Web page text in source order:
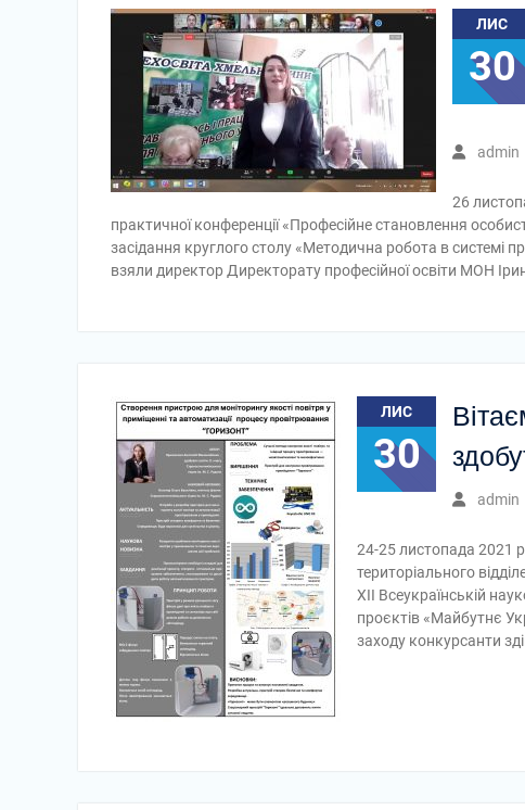
ЛИС
30
admin
26
практичної конференції «Професійне становлення
засідання круглого столу «Методична робота в системі
взяли директор Директорату професійної освіти МОН
ЛИС
30
admin
24-25 листопада 2021
територіального
ХІІ Всеукраїнській
проєктів «Майбутнє
заходу конкурсанти